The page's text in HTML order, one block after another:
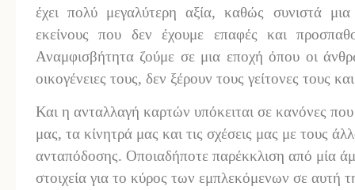
έχει πολύ μεγαλύτερη αξία, καθώς συνιστά
εκείνους που δεν έχουμε επαφές και
Αναμφισβήτητα ζούμε σε μια εποχή όπου οι
οικογένειες τους, δεν ξέρουν τους γείτονες τους
Και η ανταλλαγή καρτών υπόκειται σε κανόνες
μας, τα κίνητρά μας και τις σχέσεις μας με τους
ανταπόδοσης. Οποιαδήποτε παρέκκλιση από μία
στοιχεία για το κύρος των εμπλεκόμενων σε αυτή